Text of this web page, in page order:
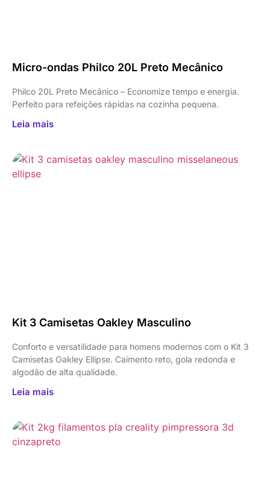
Micro-ondas Philco 20L Preto Mecânico
Philco 20L Preto Mecânico – Economize tempo e energia.
Perfeito para refeições rápidas na cozinha pequena.
Leia mais
Kit 3 Camisetas Oakley Masculino
Conforto e versatilidade para homens modernos com o Kit 3
Camisetas Oakley Ellipse. Caimento reto, gola redonda e
algodão de alta qualidade.
Leia mais